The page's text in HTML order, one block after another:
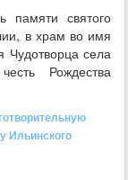
памяти святого
в храм во имя
Чудотворца села
Рождества
Ильинского